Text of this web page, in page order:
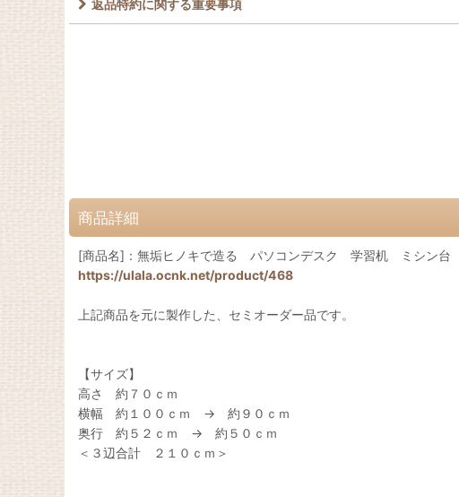
返品特約に関する重要事項
商品詳細
[商品名]：無垢ヒノキで造る パソコンデスク 学習机 ミシン
https://ulala.ocnk.net/product/468
上記商品を元に製作した、セミオーダー品です。
【サイズ】
高さ 約７０ｃｍ
横幅 約１００ｃｍ → 約９０ｃｍ
奥行 約５２ｃｍ → 約５０ｃｍ
＜３辺合計 ２１０ｃｍ＞